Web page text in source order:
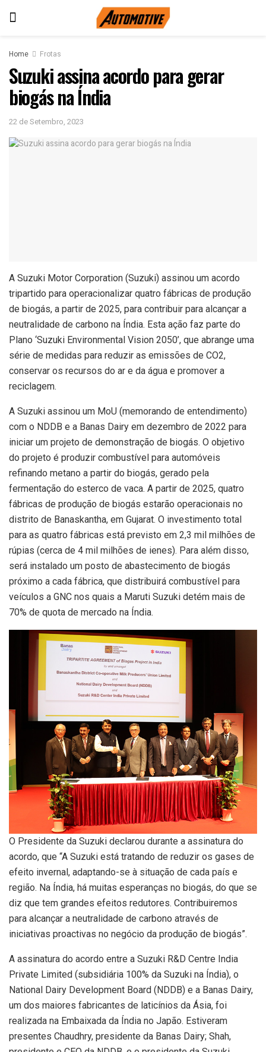
Home Frotas
Suzuki assina acordo para gerar
biogás na Índia
22 de Setembro, 2023
A Suzuki Motor Corporation (Suzuki) assinou um acordo
tripartido para operacionalizar quatro fábricas de produção
de biogás, a partir de 2025, para contribuir para alcançar a
neutralidade de carbono na Índia. Esta ação faz parte do
Plano ‘Suzuki Environmental Vision 2050’, que abrange uma
série de medidas para reduzir as emissões de CO2,
conservar os recursos do ar e da água e promover a
reciclagem.
A Suzuki assinou um MoU (memorando de entendimento)
com o NDDB e a Banas Dairy em dezembro de 2022 para
iniciar um projeto de demonstração de biogás. O objetivo
do projeto é produzir combustível para automóveis
refinando metano a partir do biogás, gerado pela
fermentação do esterco de vaca. A partir de 2025, quatro
fábricas de produção de biogás estarão operacionais no
distrito de Banaskantha, em Gujarat. O investimento total
para as quatro fábricas está previsto em 2,3 mil milhões de
rúpias (cerca de 4 mil milhões de ienes). Para além disso,
será instalado um posto de abastecimento de biogás
próximo a cada fábrica, que distribuirá combustível para
veículos a GNC nos quais a Maruti Suzuki detém mais de
70% de quota de mercado na Índia.
O Presidente da Suzuki declarou durante a assinatura do
acordo, que “A Suzuki está tratando de reduzir os gases de
efeito invernal, adaptando-se à situação de cada país e
região. Na Índia, há muitas esperanças no biogás, do que se
diz que tem grandes efeitos redutores. Contribuiremos
para alcançar a neutralidade de carbono através de
iniciativas proactivas no negócio da produção de biogás”.
A assinatura do acordo entre a Suzuki R&D Centre India
Private Limited (subsidiária 100% da Suzuki na Índia), o
National Dairy Development Board (NDDB) e a Banas Dairy,
um dos maiores fabricantes de laticínios da Ásia, foi
realizada na Embaixada da Índia no Japão. Estiveram
presentes Chaudhry, presidente da Banas Dairy; Shah,